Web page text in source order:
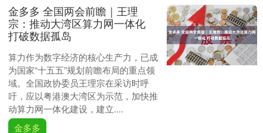
金多多 全国两会前瞻｜王理
宗：推动大湾区算力网一体化
打破数据孤岛
算力作为数字经济的核心生产力，已成
为国家“十五五”规划前瞻布局的重点领
域。全国政协委员王理宗在采访时呼
吁，应以粤港澳大湾区为示范，加快推
动算力网一体化建设，建立....
金多多